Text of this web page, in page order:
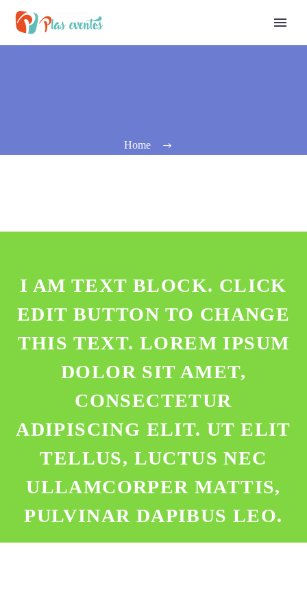
Home
I AM TEXT BLOCK. CLICK
EDIT BUTTON TO CHANGE
THIS TEXT. LOREM IPSUM
DOLOR SIT AMET,
CONSECTETUR
ADIPISCING ELIT. UT ELIT
TELLUS, LUCTUS NEC
ULLAMCORPER MATTIS,
PULVINAR DAPIBUS LEO.